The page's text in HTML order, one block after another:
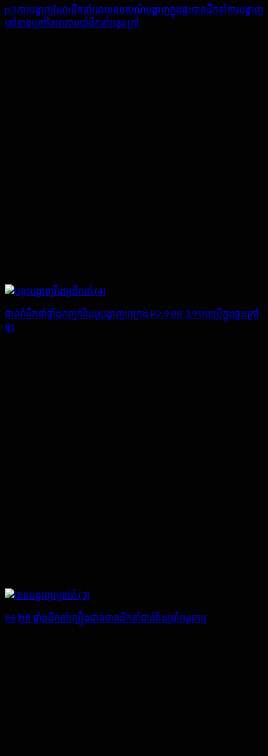
p3 ការបង្ហាញដែលដឹកនាំដោយឧបករណ៍បង្ហាញក្នុងផ្ទះបានដឹកនាំការបង្ហាញ
នៅខាងក្រៅនៃអាគាររបាំដឹកនាំអន្តរក្រៅ
ជាន់រាំដឹកនាំផ្ទាំងកញ្ចក់វីដេអូបង្ហាញអេក្រង់ P2.9 មម 3.9 មមប្រើក្នុងផ្ទះក្រៅ
ផ្ទះ
P6,២៥ ផ្ទាំងដឹកនាំក្បឿងជាន់បានដឹកនាំជាន់វីដេអូរាំអន្តរកម្ម